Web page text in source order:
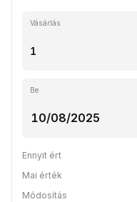
Vásárlás
Be
Ennyit ért
Mai érték
Módosítás